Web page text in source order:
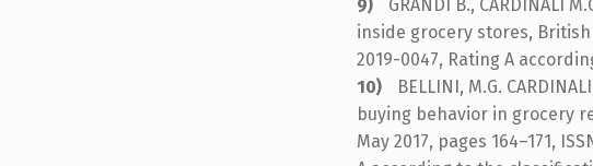
GRANDI B., CARDINALI
inside grocery stores, British
2019-0047, Rating A
BELLINI, M.G.
buying behavior in grocery
May 2017, pages 164–171,